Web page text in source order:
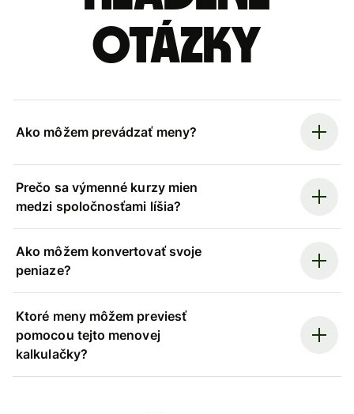
otázky
Ako môžem prevádzať meny?
Prečo sa výmenné kurzy mien
medzi spoločnosťami líšia?
Ako môžem konvertovať svoje
peniaze?
Ktoré meny môžem previesť
pomocou tejto menovej
kalkulačky?